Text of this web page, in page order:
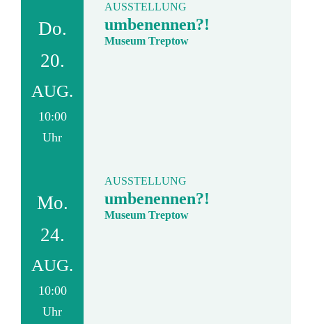
Do.
20.
AUG.
10:00
Uhr
AUSSTELLUNG
umbenennen?!
Museum Treptow
Mo.
24.
AUG.
10:00
Uhr
AUSSTELLUNG
umbenennen?!
Museum Treptow